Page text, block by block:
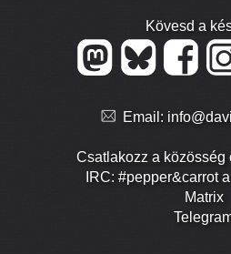
Kövesd a
Email:
Csatlakozz a közösség
IRC: #pepper&carrot
Matrix